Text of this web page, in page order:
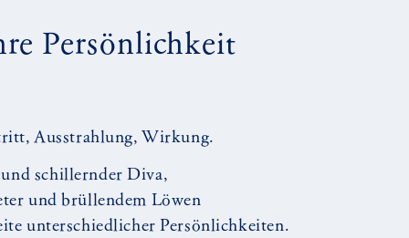
Persönlichkeit
Ausstrahlung, Wirkung.
schillernder Diva,
und brüllendem Löwen
unterschiedlicher Persönlichkeiten.